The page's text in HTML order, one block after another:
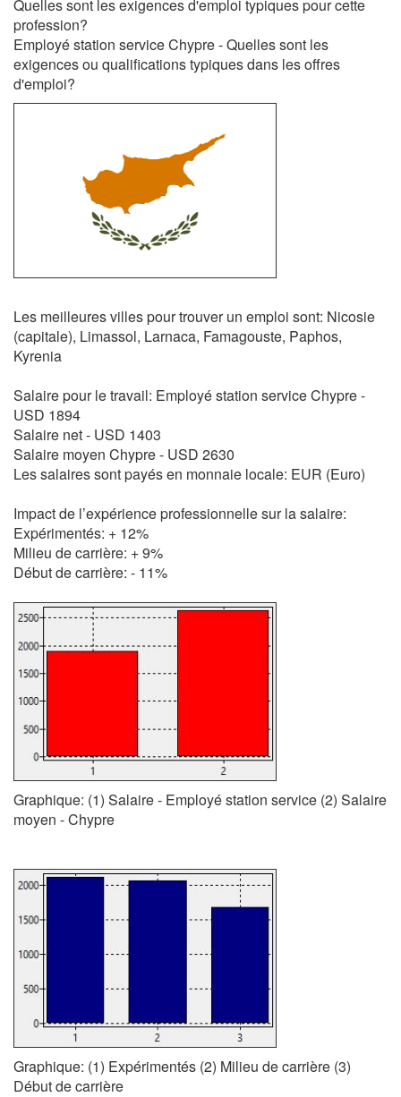
Quelles sont les exigences d'emploi typiques pour cette
profession?
Employé station service Chypre - Quelles sont les
exigences ou qualifications typiques dans les offres
d'emploi?
Les meilleures villes pour trouver un emploi sont: Nicosie
(capitale), Limassol, Larnaca, Famagouste, Paphos,
Kyrenia
Salaire pour le travail: Employé station service Chypre -
USD 1894
Salaire net - USD 1403
Salaire moyen Chypre - USD 2630
Les salaires sont payés en monnaie locale: EUR (Euro)
Impact de l’expérience professionnelle sur la salaire:
Expérimentés: + 12%
Milieu de carrière: + 9%
Début de carrière: - 11%
Graphique: (1) Salaire - Employé station service (2) Salaire
moyen - Chypre
Graphique: (1) Expérimentés (2) Milieu de carrière (3)
Début de carrière